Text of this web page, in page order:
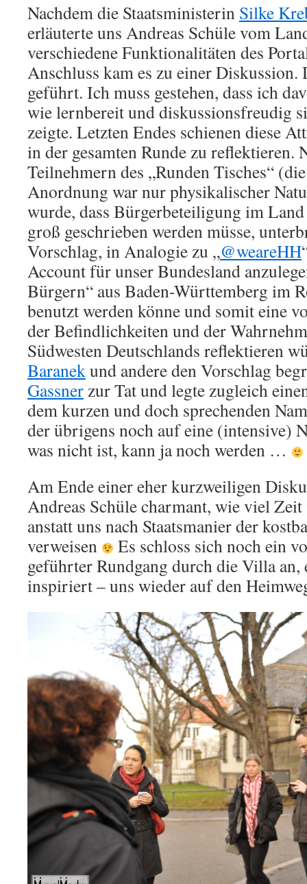
Nachdem die Staatsministerin Silke
erläuterte uns Andreas Schüle vom
verschiedene Funktionalitäten des
Anschluss kam es zu einer Diskussion.
geführt. Ich muss gestehen, dass ich
wie lernbereit und diskussionsfreudig
zeigte. Letzten Endes schienen diese
in der gesamten Runde zu reflektieren.
Teilnehmern des „Runden Tisches“
Anordnung war nur physikalischer
wurde, dass Bürgerbeteiligung im
groß geschrieben werden müsse,
Vorschlag, in Analogie zu „@weareHH
Account für unser Bundesland
Bürgern“ aus Baden-Württemberg im
benutzt werden könne und somit eine
der Befindlichkeiten und der
Südwesten Deutschlands reflektieren
Baranekund andere den Vorschlag
Gassnerzur Tat und legte zugleich
dem kurzen und doch sprechenden
der übrigens noch auf eine (intensive)
was nicht ist, kann ja noch werden …
Am Ende einer eher kurzweiligen
Andreas Schüle charmant, wie viel
anstatt uns nach Staatsmanier der
verweisen
Es schloss sich noch ein
geführter Rundgang durch die Villa an,
inspiriert – uns wieder auf den